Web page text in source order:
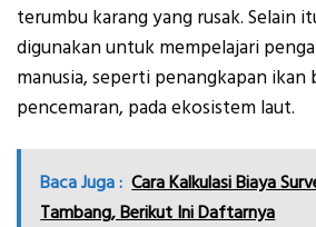
terumbu karang yang rusak. Selain
digunakan untuk mempelajari
manusia, seperti penangkapan ikan
pencemaran, pada ekosistem laut.
Baca Juga : Cara Kalkulasi Biaya
Tambang, Berikut Ini Daftarnya